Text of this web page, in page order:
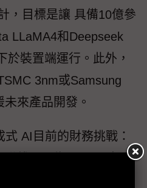
，目標是讓 具備10億參
LLaMA4和Deepseek
於裝置端運行。此外，
3nm或Samsung
來產品開發。
AI目前的財務挑戰：
賺錢，因為OpenAI光是
的解決方案將使